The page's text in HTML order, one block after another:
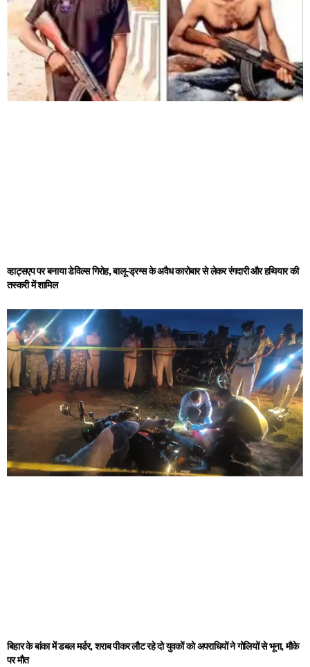
व्हाट्सएप पर बनाया डेविल्स गिरोह, बालू-ड्रग्स के अवैध कारोबार से लेकर रंगदारी और हथियार की
तस्करी में शामिल
बिहार के बांका में डबल मर्डर, शराब पीकर लौट रहे दो युवकों को अपराधियों ने गोलियों से भूना, मौके
पर मौत